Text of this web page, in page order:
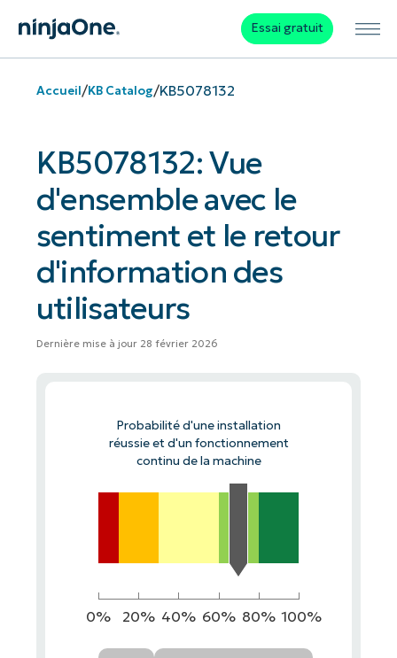
Essai gratuit
Accueil/KB Catalog/KB5078132
KB5078132: Vue
d'ensemble avec le
sentiment et le retour
d'information des
utilisateurs
Dernière mise à jour 28 février 2026
Probabilité d'une installation
réussie et d'un fonctionnement
continu de la machine
0% 20% 40% 60% 80% 100%